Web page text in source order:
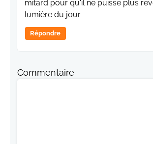
mitard pour qu'il ne puisse plus
lumière du jour
Répondre
Commentaire